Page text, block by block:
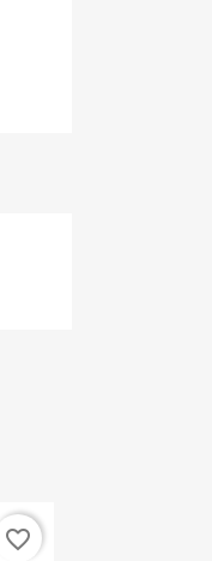
favorite_border